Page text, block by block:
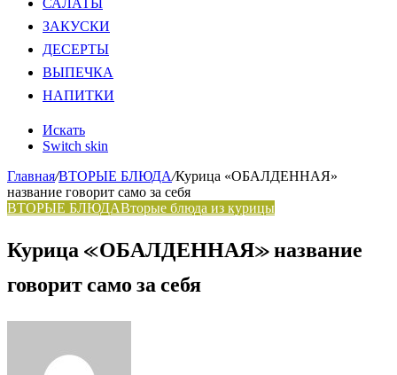
ЗАКУСКИ
ДЕСЕРТЫ
ВЫПЕЧКА
НАПИТКИ
Искать
Switch skin
Главная/ВТОРЫЕ БЛЮДА/Курица «ОБАЛДЕННАЯ»
название говорит само за себя
ВТОРЫЕ БЛЮДАВторые блюда из курицы
Курица «ОБАЛДЕННАЯ» название
говорит само за себя